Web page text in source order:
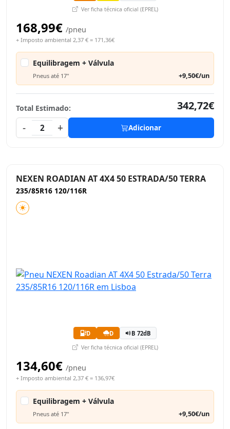
Ver ficha técnica oficial (EPREL)
168,99€ /pneu
+ Imposto ambiental 2,37 € = 171,36€
Equilibragem + Válvula
Pneus até 17" +9,50€/un
Total Estimado:
342,72€
-
2 + Adicionar
NEXEN ROADIAN AT 4X4 50 ESTRADA/50 TERRA
235/85R16 120/116R
D D B 72dB
Ver ficha técnica oficial (EPREL)
134,60€ /pneu
+ Imposto ambiental 2,37 € = 136,97€
Equilibragem + Válvula
Pneus até 17" +9,50€/un